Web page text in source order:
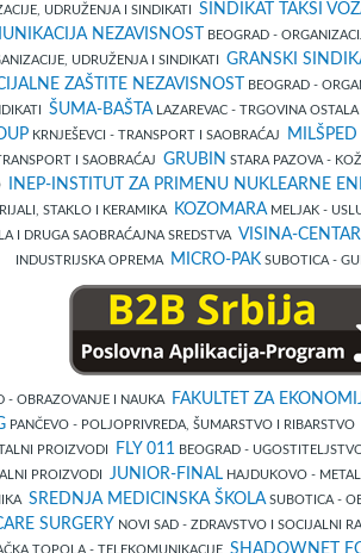
UDRUŽENJA I SINDIKATI SINDIKAT TAKSI
NEZAVISNOST BEOGRAD -
UDRUŽENJA I SINDIKATI GRANSKI
ZAŠTITE NEZAVISNOST BEOGRAD -
ŠUMA-BAŠTALAZAREVAC - TRGOVINA OSTALA
KRNJEŠEVCI - TRANSPORT I SAOBRAĆAJ MILŠPED
I SAOBRAĆAJ GRUBIN STARA PAZOVA -
INEP-INSTITUT ZA PRIMENU NUKLEARNE
STAKLO I KERAMIKA KOZOMARA MELJAK -
I DRUGA SAOBRAĆAJNA SREDSTVA VISINA-CENTAR
INDUSTRIJSKA OPREMA
MICRO-PAKSUBOTICA -
- OBRAZOVANJE I NAUKA FAKULTET ZA
PANČEVO - POLJOPRIVREDA, ŠUMARSTVO I RIBARSTVO
PROIZVODI FLY 011 BEOGRAD -
PROIZVODI JUNIOR-FINALHAJDUKOVO -
SREDNJA MEDICINSKA ŠKOLASUBOTICA -
SURGERY NOVI SAD - ZDRAVSTVO I SOCIJALNI
TOPOLA - TELEKOMUNIKACIJE SHADOWNET